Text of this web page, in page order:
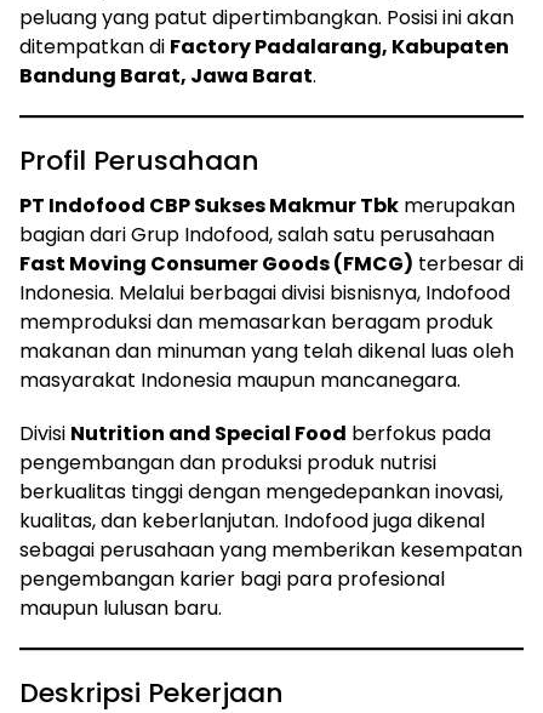
peluang yang patut dipertimbangkan. Posisi ini akan
ditempatkan di Factory Padalarang, Kabupaten
Bandung Barat, Jawa Barat.
Profil Perusahaan
PT Indofood CBP Sukses Makmur Tbk merupakan
bagian dari Grup Indofood, salah satu perusahaan
Fast Moving Consumer Goods (FMCG) terbesar di
Indonesia. Melalui berbagai divisi bisnisnya, Indofood
memproduksi dan memasarkan beragam produk
makanan dan minuman yang telah dikenal luas oleh
masyarakat Indonesia maupun mancanegara.
Divisi Nutrition and Special Food berfokus pada
pengembangan dan produksi produk nutrisi
berkualitas tinggi dengan mengedepankan inovasi,
kualitas, dan keberlanjutan. Indofood juga dikenal
sebagai perusahaan yang memberikan kesempatan
pengembangan karier bagi para profesional
maupun lulusan baru.
Deskripsi Pekerjaan